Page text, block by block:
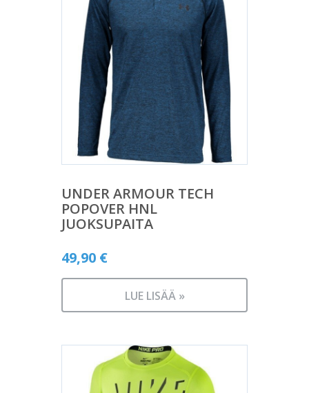
UNDER ARMOUR TECH
POPOVER HNL
JUOKSUPAITA
49,90 €
LUE LISÄÄ »